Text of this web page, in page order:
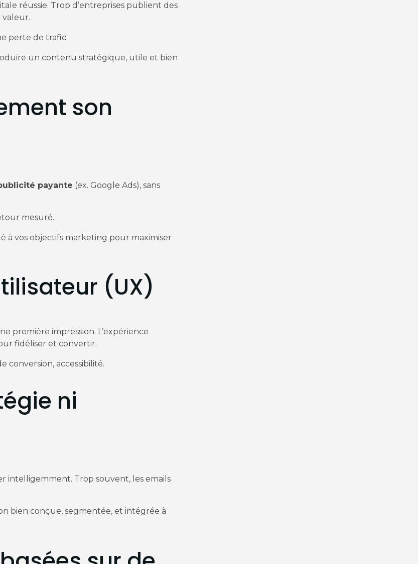
réussie. Trop d’entreprises publient des
valeur.
perte de trafic.
un contenu stratégique, utile et bien
son
payante (ex. Google Ads), sans
mesuré.
vos objectifs marketing pour maximiser
(UX)
première impression. L’expérience
fidéliser et convertir.
conversion, accessibilité.
ni
intelligemment. Trop souvent, les emails
bien conçue, segmentée, et intégrée à